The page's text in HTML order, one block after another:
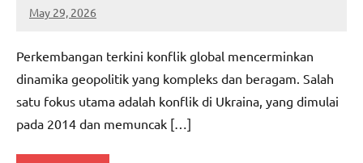
May 29, 2026
adminbuc
Perkembangan terkini konflik global mencerminkan
dinamika geopolitik yang kompleks dan beragam. Salah
satu fokus utama adalah konflik di Ukraina, yang dimulai
pada 2014 dan memuncak […]